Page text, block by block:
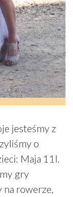
jesteśmy z
o
Maja 11l.
gry
na rowerze,